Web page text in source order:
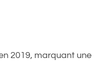
2019, marquant une